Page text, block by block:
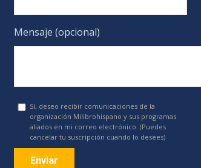
Mensaje (opcional)
Sí, deseo recibir comunicaciones de la
organización Milibrohispano y sus programas
aliados en mi correo electrónico. (Puedes
cancelar tu suscripción cuando lo desees)